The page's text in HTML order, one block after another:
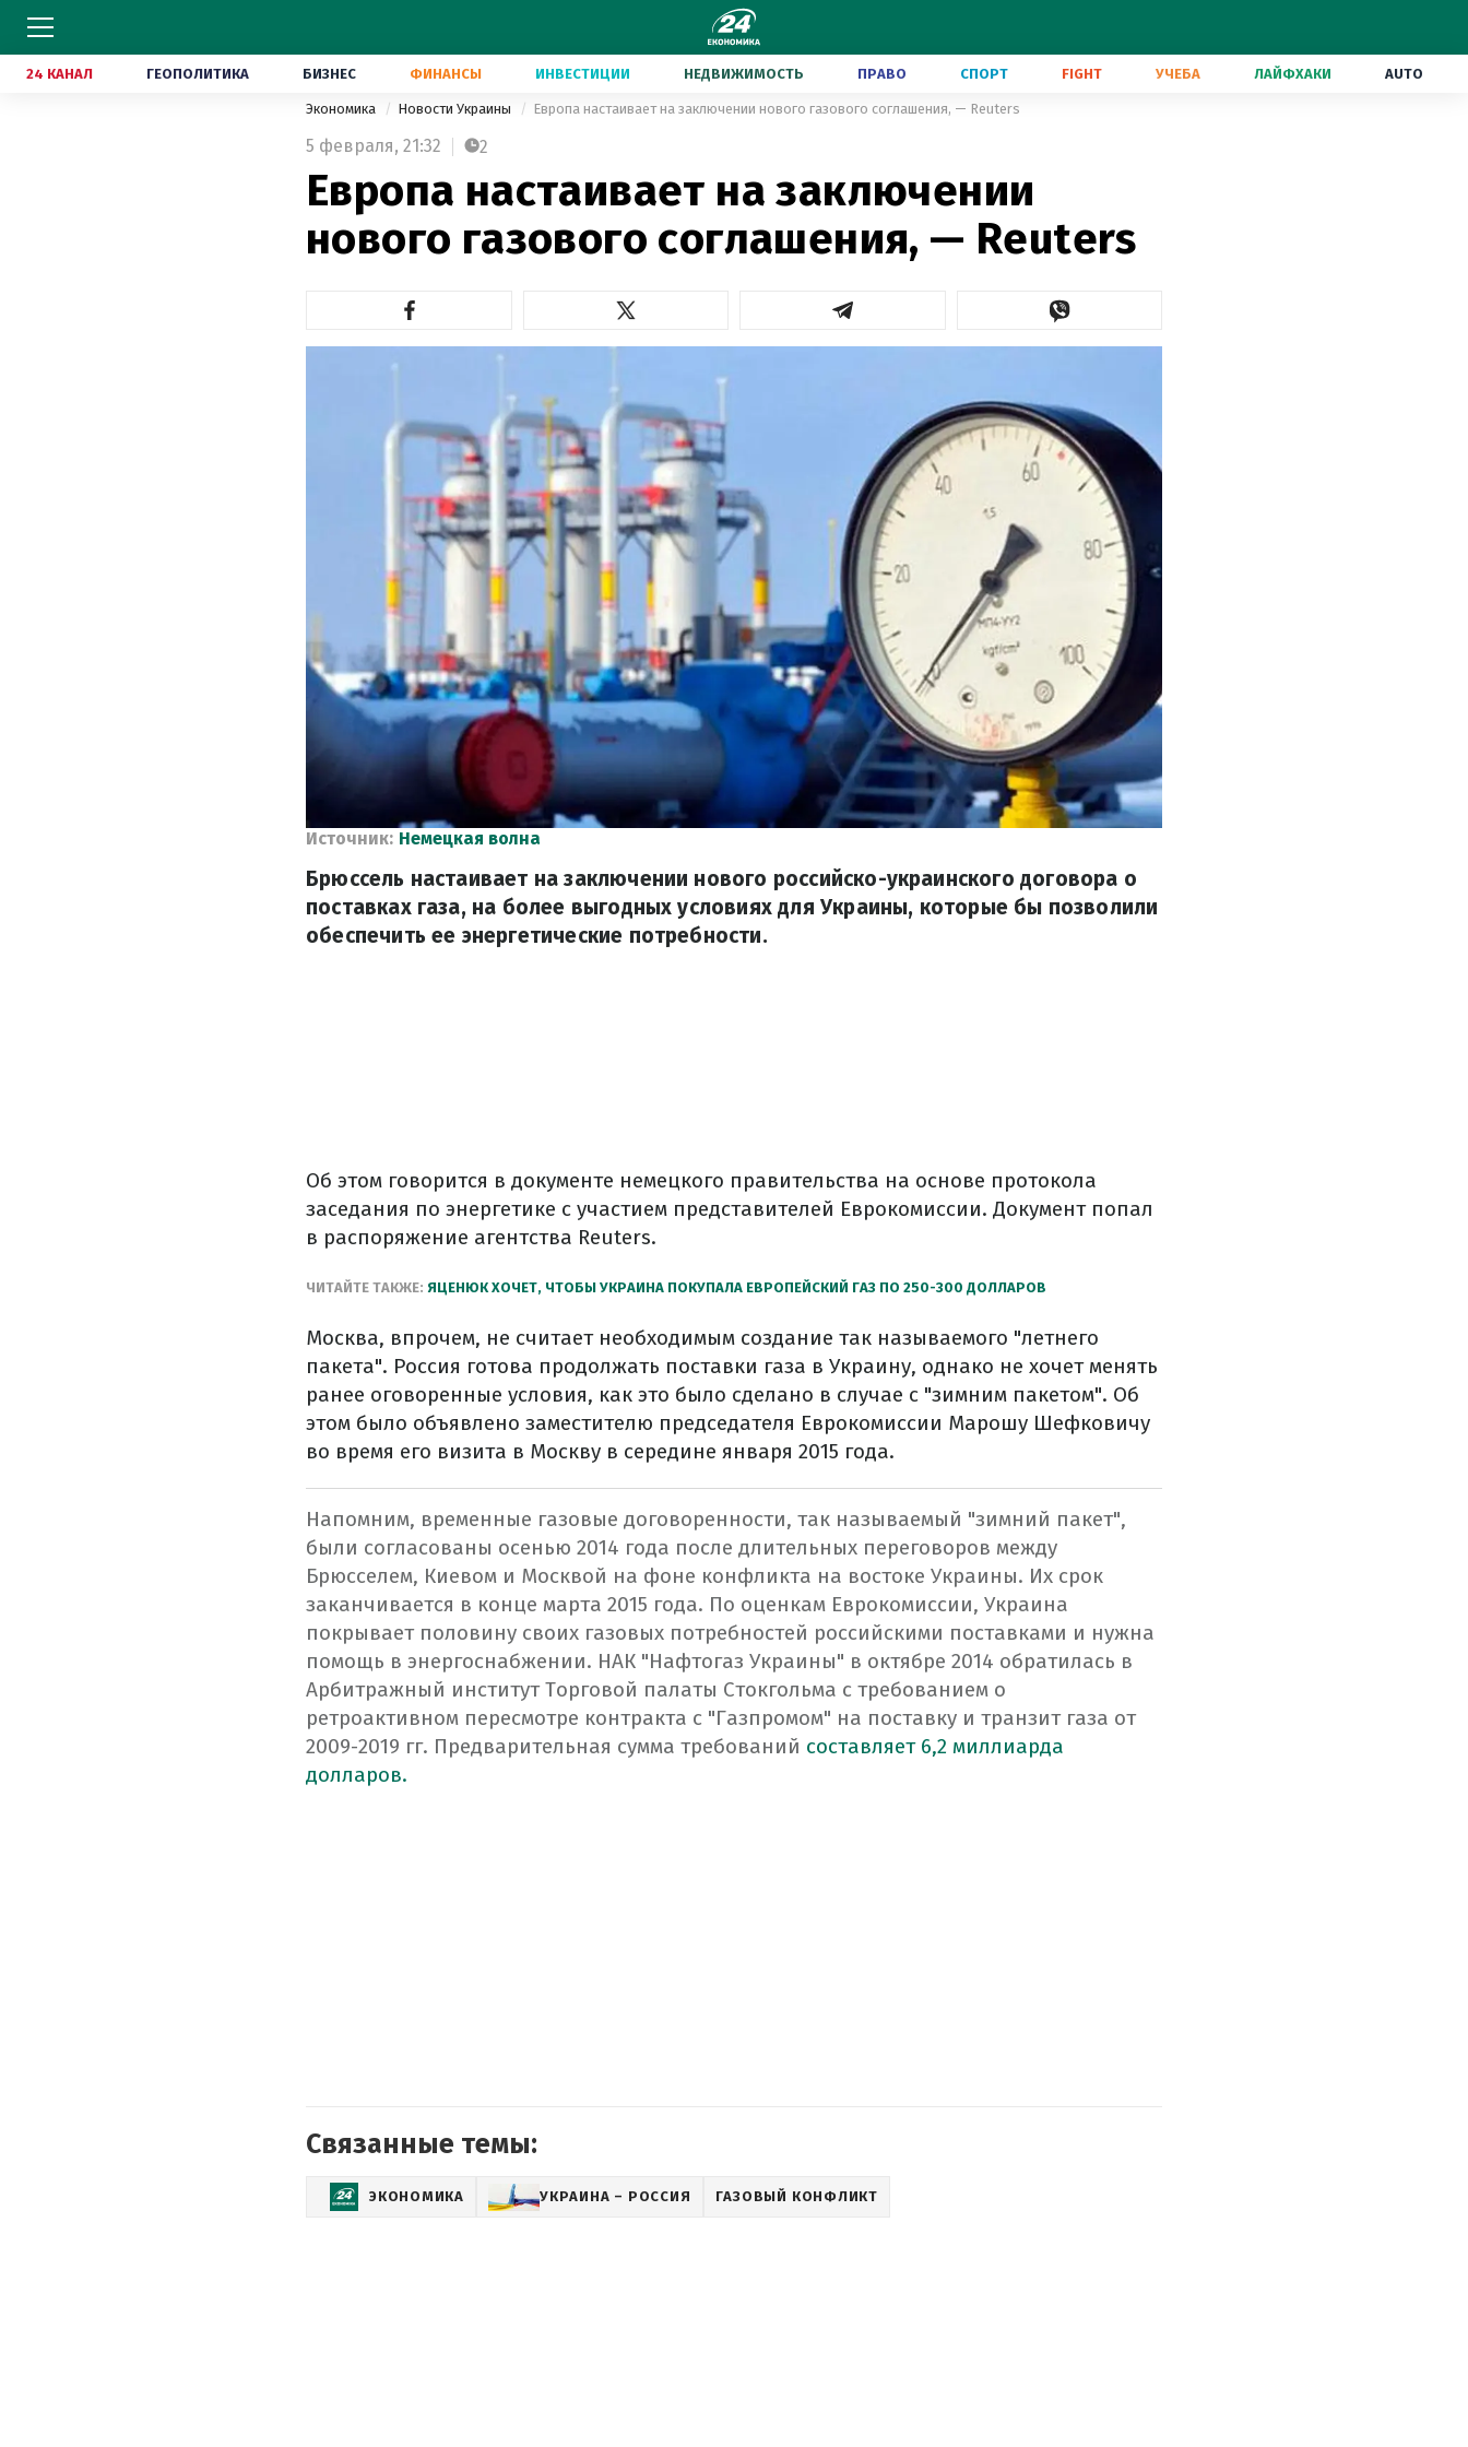
24 КАНАЛ ГЕОПОЛИТИКА БИЗНЕС ФИНАНСЫ ИНВЕСТИЦИИ НЕДВИЖИМОСТЬ ПРАВО СПОРТ FIGHT УЧЕБА ЛАЙФХАКИ AUTO
Экономика Новости Украины Европа настаивает на заключении нового газового соглашения, — Reuters
5 февраля, 21:32 2
Европа настаивает на заключении
нового газового соглашения, — Reuters
Источник: Немецкая волна
Брюссель настаивает на заключении нового российско-украинского договора о
поставках газа, на более выгодных условиях для Украины, которые бы позволили
обеспечить ее энергетические потребности.
Об этом говорится в документе немецкого правительства на основе протокола
заседания по энергетике с участием представителей Еврокомиссии. Документ попал
в распоряжение агентства Reuters.
ЧИТАЙТЕ ТАКЖЕ: ЯЦЕНЮК ХОЧЕТ, ЧТОБЫ УКРАИНА ПОКУПАЛА ЕВРОПЕЙСКИЙ ГАЗ ПО 250-300 ДОЛЛАРОВ
Москва, впрочем, не считает необходимым создание так называемого "летнего
пакета". Россия готова продолжать поставки газа в Украину, однако не хочет менять
ранее оговоренные условия, как это было сделано в случае с "зимним пакетом". Об
этом было объявлено заместителю председателя Еврокомиссии Марошу Шефковичу
во время его визита в Москву в середине января 2015 года.
Напомним, временные газовые договоренности, так называемый "зимний пакет",
были согласованы осенью 2014 года после длительных переговоров между
Брюсселем, Киевом и Москвой на фоне конфликта на востоке Украины. Их срок
заканчивается в конце марта 2015 года. По оценкам Еврокомиссии, Украина
покрывает половину своих газовых потребностей российскими поставками и нужна
помощь в энергоснабжении. НАК "Нафтогаз Украины" в октябре 2014 обратилась в
Арбитражный институт Торговой палаты Стокгольма с требованием о
ретроактивном пересмотре контракта с "Газпромом" на поставку и транзит газа от
2009-2019 гг. Предварительная сумма требований составляет 6,2 миллиарда
долларов.
Связанные темы:
ЭКОНОМИКА УКРАИНА – РОССИЯ ГАЗОВЫЙ КОНФЛИКТ